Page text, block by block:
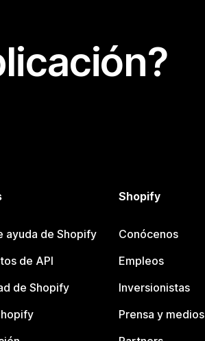
ayuda de Shopify
de API
de Shopify
Shopify
Conócenos
Empleos
Inversionistas
Prensa y medios